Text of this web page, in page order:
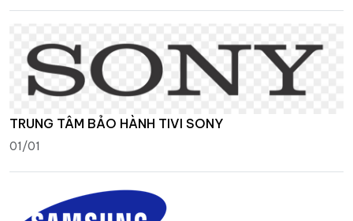
TRUNG TÂM BẢO HÀNH TIVI SONY
01/01